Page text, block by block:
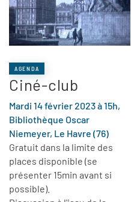
AGENDA
Ciné-club
Mardi 14 février 2023 à 15h,
Bibliothèque Oscar
Niemeyer, Le Havre (76)
Gratuit dans la limite des
places disponible (se
présenter 15min avant si
possible).